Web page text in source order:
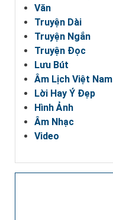
Văn
Truyện Dài
Truyện Ngắn
Truyện Đọc
Lưu Bút
Âm Lịch Việt Nam
Lời Hay Ý Đẹp
Hình Ảnh
Âm Nhạc
Video